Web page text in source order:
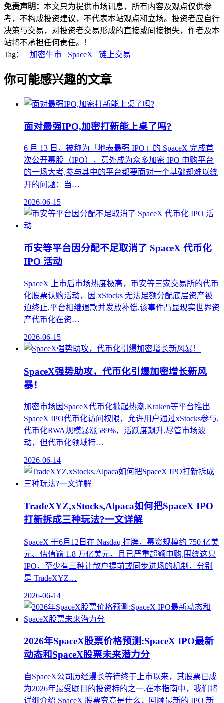
免责声明： 本文只为提供市场讯息，所有内容及观点仅供参
考，不构成投资建议，不代表本站观点和立场。投资者应自行
决策与交易，对投资者交易形成的直接或间接损失，作者及本
站将不承担任何责任。！
Tag：
加密牛市 SpaceX 链上交易
你可能感兴趣的文章
面对最强IPO,加密打新能上桌了吗?
6 月 13 日，被称为「地表最强 IPO」的 SpaceX 完成首
次公开募股（IPO），意外成为众多加密 IPO 申购平台
的一场大考,参与其中的平台都要面对一个基础却难以绕
开的问题：当…
2026-06-15
币安等平台因分配不足取消了 SpaceX 代币化
IPO 活动
SpaceX 上市后市场热度极高，币安等三家交易所的代币
化股票认购活动，因 xStocks 无法足额分配底层资产被
迫终止,平台相继退款并发放补偿,该事件凸显现实世界资
产代币化在资…
2026-06-15
SpaceX强势助攻，代币化引爆加密增长新风
暴！
加密市场因SpaceX代币化掀起热潮,Kraken等平台推出
SpaceX IPO代币化访问权限，允许用户通过xStocks参与,
代币化RWA规模暴涨589%，活跃度飙升,尽管市场波
动，但代币化领域持…
2026-06-14
TradeXYZ,xStocks,Alpaca如何把SpaceX IPO
打新拆成三种玩法?一文详解
SpaceX 于6月12日在 Nasdaq 挂牌，募资规模约 750 亿美
元、估值逾 1.8 万亿美元，且已严重超额申购,围绕这只
IPO，至少有三种让散户提前或同步进场的机制，分别
是 TradeXYZ…
2026-06-14
2026年SpaceX股票价格预测:SpaceX IPO最新
动态和SpaceX股票未来潜力分
自SpaceX公司历经漫长等待终于上市以来，其股票已成
为2026年最受瞩目的投资标的之一,在本指南中，我们将
详细介绍 SpaceX 股票究竟是什么，回顾最新的 IPO 新